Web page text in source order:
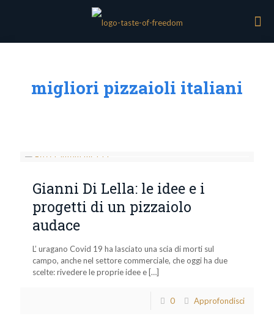
migliori pizzaioli italiani
Gianni Di Lella: le idee e i
progetti di un pizzaiolo
audace
L’ uragano Covid 19 ha lasciato una scia di morti sul
campo, anche nel settore commerciale, che oggi ha due
scelte: rivedere le proprie idee e […]
0 Approfondisci